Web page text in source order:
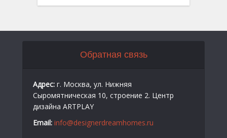
Обратная связь
Адрес: г. Москва, ул. Нижняя
Сыромятническая 10, строение 2. Центр
дизайна ARTPLAY
Email: info@designerdreamhomes.ru